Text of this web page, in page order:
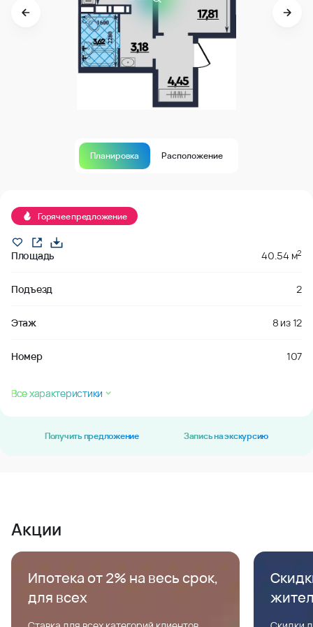
Планировка Расположение
Горячее предложение
Площадь 40.54 м2
Подъезд 2
Этаж 8 из12
Номер 107
Все характеристики
Получить предложение Запись на экскурсию
Акции
Ипотека от 2% на весь срок,
для всех